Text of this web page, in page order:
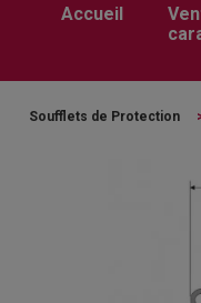
Accueil
Soufflets de Protection